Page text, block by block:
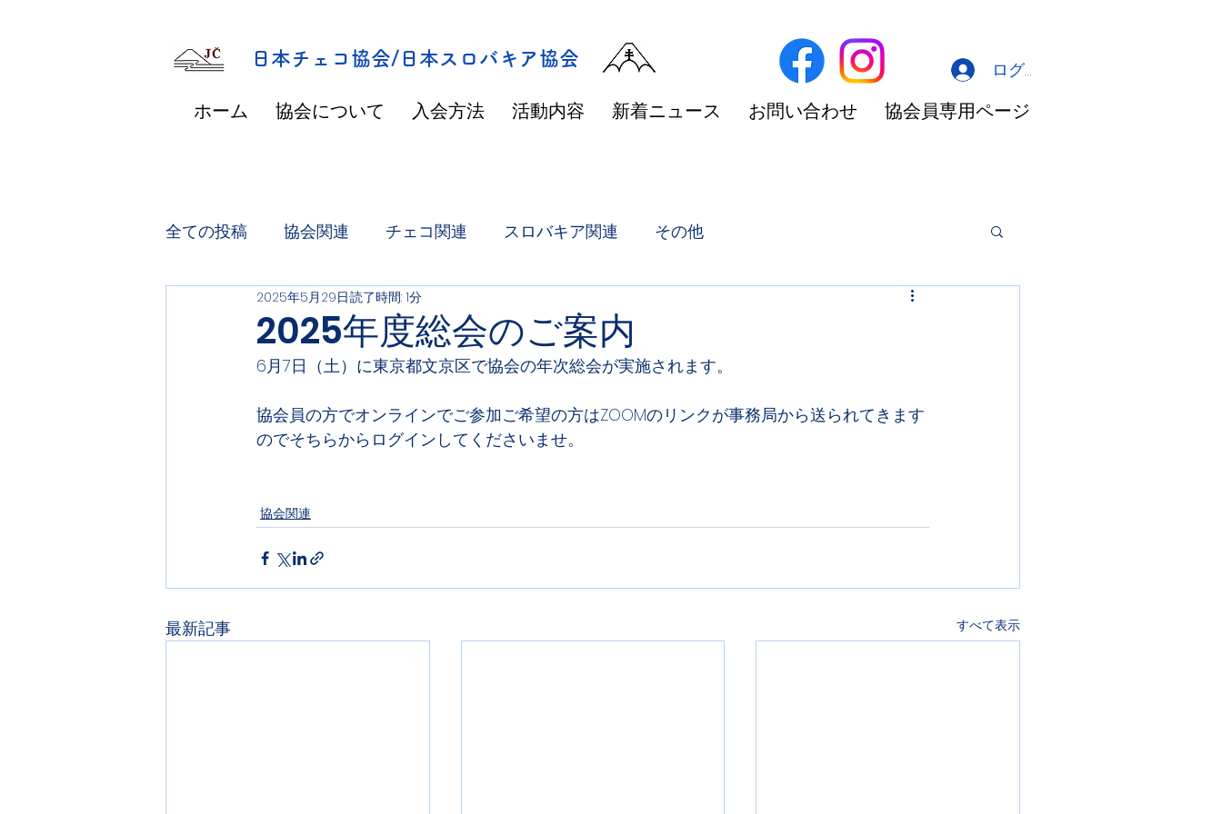
​日本チェコ協会/日本スロバキア協会
ホーム 協会について 入会方法 活動内容 新着ニュース お問い合わせ 協会員専用ページ
ログイン
全ての投稿 協会関連 チェコ関連 スロバキア関連 その他
2025年度総会のご案内
2025年5月29日読了時間: 1分
6月7日（土）に東京都文京区で協会の年次総会が実施されます。
協会員の方でオンラインでご参加ご希望の方はZOOMのリンクが事務局から送られてきます
のでそちらからログインしてくださいませ。
協会関連
最新記事 すべて表示